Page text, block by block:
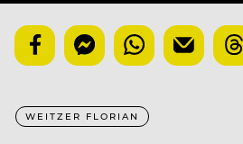
WEITZER FLORIAN